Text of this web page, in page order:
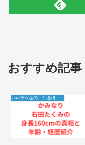
おすすめ記事
aaaそうなの！なるほど！情報